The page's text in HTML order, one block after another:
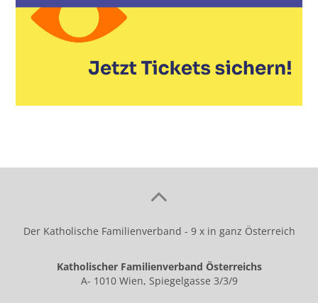
Der Katholische Familienverband - 9 x in ganz Österreich
Katholischer Familienverband Österreichs
A- 1010 Wien, Spiegelgasse 3/3/9